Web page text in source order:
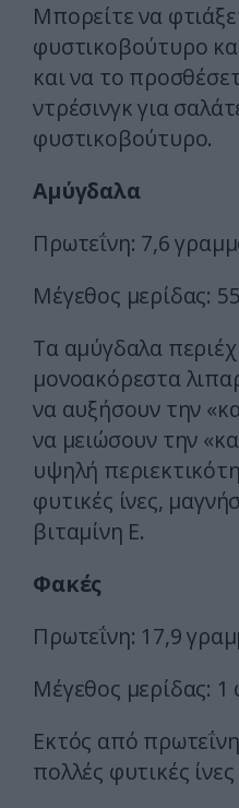
Μπορείτε να
φυστικοβούτυρο
και να το
ντρέσινγκ για
φυστικοβούτυρο.
Αμύγδαλα
Πρωτεΐνη: 7,6
Μέγεθος μερίδας:
Τα αμύγδαλα
μονοακόρεστα
να αυξήσουν την
να μειώσουν την
υψηλή
φυτικές ίνες,
βιταμίνη Ε.
Φακές
Πρωτεΐνη: 17,9
Μέγεθος μερίδας: 1
Εκτός από
πολλές φυτικές